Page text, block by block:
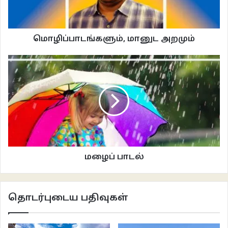
மாற்றங்களை கொண்டு வந்தார் சாத் பர்ரெ.
ஆட்சியில் மாற்றங்கள்
உயர்மட்ட ராணுவ அதிகாரிகள் உள்ளடக்கிய Supreme Revolutionary Council
ஒன்றை உருவாக்கினார் சாத் பர்ரே. இவர்கள் நாட்டின் நிர்வாகத்தை நடத்தி
வந்தனர். இது நம்மூர் மந்திரி சபை போன்றதொரு நிர்வாக முறை ஆகும். மாவட்ட
ஆட்சியாளர்களாகவும், மாநில நிர்வாகிகளாகவும் ராணுவ அதிகாரிகள்
நியமிக்கப்பட்டார்கள்.
பொருளாதாரத்தை மேம்படுத்தவும், கால் நடை வர்த்தகத்தை பெருக்கவும் பெரும்
திட்டங்கள் தீட்டப்பட்டன. ரஷ்ய வல்லுனர்களோடு ஐரோப்பாவில் கல்வி பயின்ற
ரஷ்ய நெருக்கம் ராணுவ பலத்தை கூட்டியது. இந்தச் சூழலில் அகண்ட சோமாலிய
கனவாகிய சோமாலி மக்கள் வாழும் எத்தியோப்பிய நிலப்பகுதியான உலாடன்
மொழிப்பாடங்களும், மானுட அறமும்
மழைப் பாடல்
தொடர்புடைய பதிவுகள்